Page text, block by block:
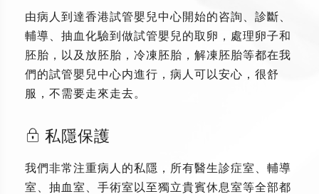
由病人到達香港試管嬰兒中心開始的咨詢、診斷、
輔導、抽血化驗到做試管嬰兒的取卵，處理卵子和
胚胎，以及放胚胎，冷凍胚胎，解凍胚胎等都在我
們的試管嬰兒中心内進行，病人可以安心，很舒
服，不需要走來走去。
私隱保護
我們非常注重病人的私隱，所有醫生診症室、輔導
室、抽血室、手術室以至獨立貴賓休息室等全部都